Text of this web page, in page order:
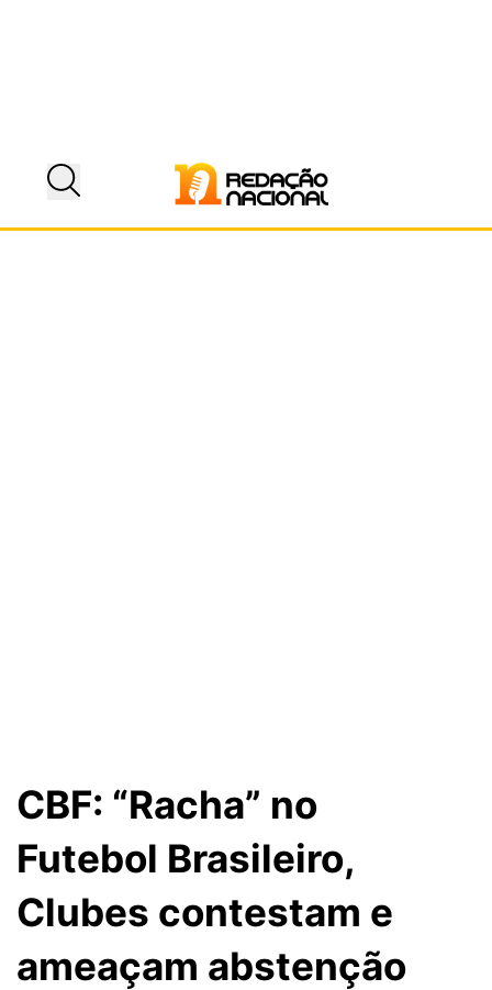
CBF: “Racha” no
Futebol Brasileiro,
Clubes contestam e
ameaçam abstenção